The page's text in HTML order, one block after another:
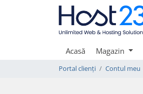
Acasă Magazin
Portal clienți Contul meu